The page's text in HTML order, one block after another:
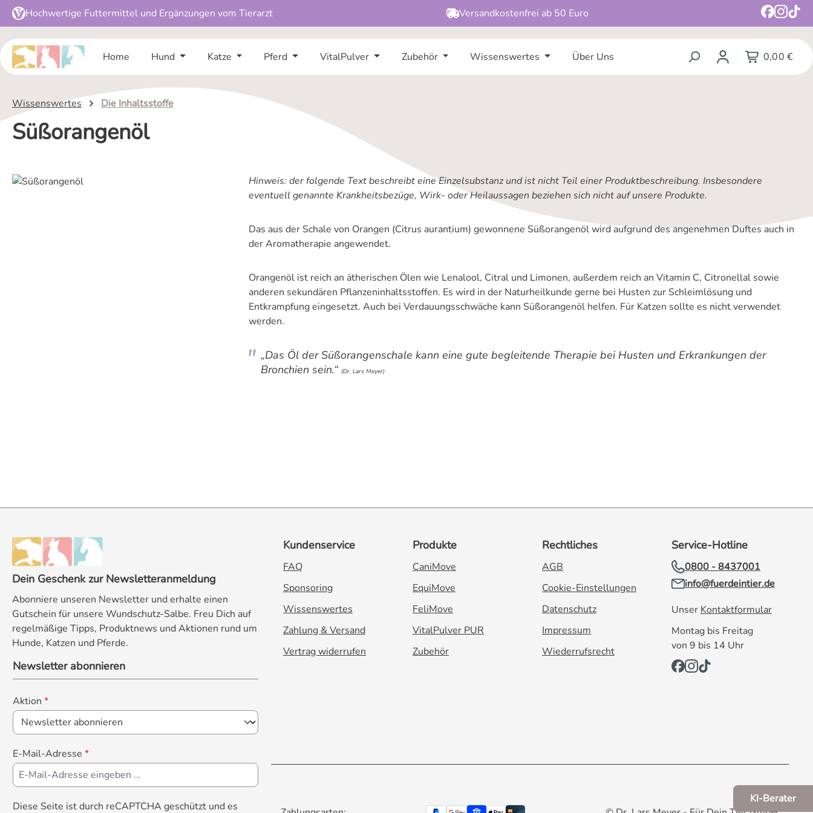
Hauptinhalt springen
Zur Suche springen
Zur Hauptnavigation springen
Hochwertige Futtermittel und Ergänzungen vom Tierarzt Versandkostenfrei ab 50 Euro
Home Hund Katze Pferd VitalPulver Zubehör Wissenswertes Über Uns 0,00 €
Wissenswertes Die Inhaltsstoffe
Süßorangenöl
Hinweis: der folgende Text beschreibt eine Einzelsubstanz und ist nicht Teil einer Produktbeschreibung. Insbesondere
eventuell genannte Krankheitsbezüge, Wirk- oder Heilaussagen beziehen sich nicht auf unsere Produkte.
Das aus der Schale von Orangen (Citrus aurantium) gewonnene Süßorangenöl wird aufgrund des angenehmen Duftes auch in
der Aromatherapie angewendet.
Orangenöl ist reich an ätherischen Ölen wie Lenalool, Citral und Limonen, außerdem reich an Vitamin C, Citronellal sowie
anderen sekundären Pflanzeninhaltsstoffen. Es wird in der Naturheilkunde gerne bei Husten zur Schleimlösung und
Entkrampfung eingesetzt. Auch bei Verdauungsschwäche kann Süßorangenöl helfen. Für Katzen sollte es nicht verwendet
werden.
„Das Öl der Süßorangenschale kann eine gute begleitende Therapie bei Husten und Erkrankungen der
Bronchien sein.“ (Dr. Lars Meyer)
Dein Geschenk zur Newsletteranmeldung
Abonniere unseren Newsletter und erhalte einen
Gutschein für unsere Wundschutz-Salbe. Freu Dich auf
regelmäßige Tipps, Produktnews und Aktionen rund um
Hunde, Katzen und Pferde.
Newsletter abonnieren
Aktion *
E-Mail-Adresse *
Diese Seite ist durch reCAPTCHA geschützt und es
Kundenservice
FAQ
Sponsoring
Wissenswertes
Zahlung & Versand
Vertrag widerrufen
Produkte
CaniMove
EquiMove
FeliMove
VitalPulver PUR
Zubehör
Rechtliches
AGB
Cookie-Einstellungen
Datenschutz
Impressum
Wiederrufsrecht
Service-Hotline
0800 - 8437001
info@fuerdeintier.de
Unser Kontaktformular
Montag bis Freitag
von 9 bis 14 Uhr
KI-Berater